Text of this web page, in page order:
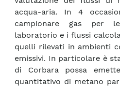
acqua-aria. In 4
campionare gas per
laboratorio e i flussi
quelli rilevati in ambienti
emissivi. In particolare è
di Corbara possa
quantitativo di metano